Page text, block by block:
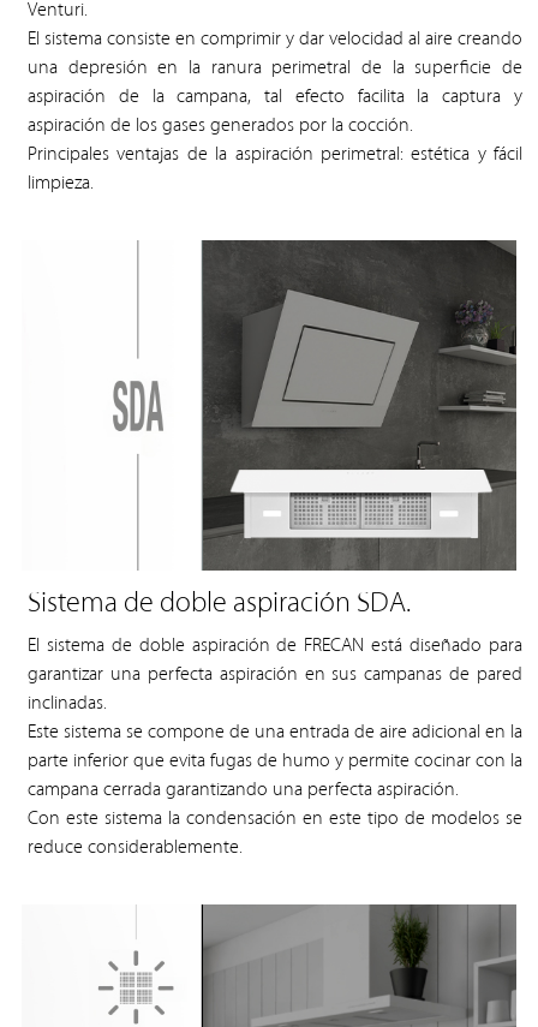
Venturi.
El sistema consiste en comprimir y dar velocidad al aire creando
una depresión en la ranura perimetral de la superficie de
aspiración de la campana, tal efecto facilita la captura y
aspiración de los gases generados por la cocción.
Principales ventajas de la aspiración perimetral: estética y fácil
limpieza.
Sistema de doble aspiración SDA.
El sistema de doble aspiración de FRECAN está diseñado para
garantizar una perfecta aspiración en sus campanas de pared
inclinadas.
Este sistema se compone de una entrada de aire adicional en la
parte inferior que evita fugas de humo y permite cocinar con la
campana cerrada garantizando una perfecta aspiración.
Con este sistema la condensación en este tipo de modelos se
reduce considerablemente.